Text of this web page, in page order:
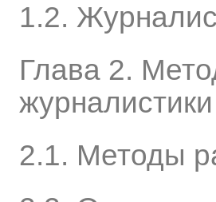
1.2.
Глава 2.
2.1. Методы